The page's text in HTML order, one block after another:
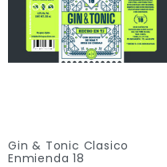
Gin & Tonic Clasico
Enmienda 18